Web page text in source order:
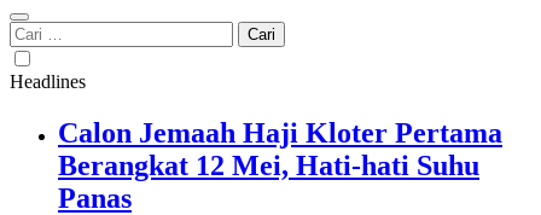
Cari
untuk:
Headlines
Calon Jemaah Haji Kloter Pertama
Berangkat 12 Mei, Hati-hati Suhu
Panas